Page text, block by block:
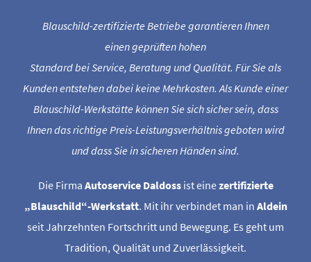
Blauschild-zertifizierte Betriebe garantieren Ihnen
einen geprüften hohen
Standard bei Service, Beratung und Qualität. Für Sie als
Kunden entstehen dabei keine Mehrkosten. Als Kunde einer
Blauschild-Werkstätte können Sie sich sicher sein, dass
Ihnen das richtige Preis-Leistungsverhältnis geboten wird
und dass Sie in sicheren Händen sind.
Die Firma Autoservice Daldossist eine zertifizierte
„Blauschild“-Werkstatt. Mit ihr verbindet man in Aldein
seit Jahrzehnten Fortschritt und Bewegung. Es geht um
Tradition, Qualität und Zuverlässigkeit.